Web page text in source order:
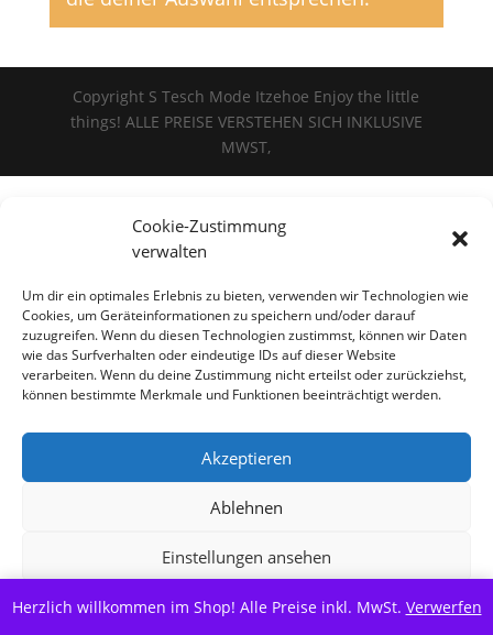
Cookie-Zustimmung
verwalten
Um dir ein optimales Erlebnis zu bieten, verwenden wir Technologien wie
Cookies, um Geräteinformationen zu speichern und/oder darauf
zuzugreifen. Wenn du diesen Technologien zustimmst, können wir Daten
wie das Surfverhalten oder eindeutige IDs auf dieser Website
verarbeiten. Wenn du deine Zustimmung nicht erteilst oder zurückziehst,
können bestimmte Merkmale und Funktionen beeinträchtigt werden.
Akzeptieren
Ablehnen
Einstellungen ansehen
Cookie-RichtlinieDatenschutzerklärung
Herzlich willkommen im Shop! Alle Preise inkl. MwSt. Verwerfen
Copyright S Tesch Mode Itzehoe Enjoy the little
things! ALLE PREISE VERSTEHEN SICH INKLUSIVE
MWST,
Alle Preise inkl. der gesetzlichen MwSt.
Vertrag widerrufen